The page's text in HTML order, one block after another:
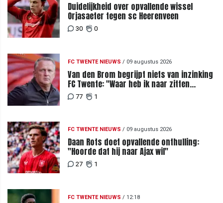
Duidelijkheid over opvallende wissel
Orjasaeter tegen sc Heerenveen
30 0
FC TWENTE NIEUWS / 09 augustus 2026
Van den Brom begrijpt niets van inzinking
FC Twente: "Waar heb ik naar zitten
kijken?"
77 1
FC TWENTE NIEUWS / 09 augustus 2026
Daan Rots doet opvallende onthulling:
"Hoorde dat hij naar Ajax wil"
27 1
FC TWENTE NIEUWS / 12:18